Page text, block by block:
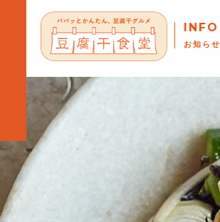
INFO
お知らせ